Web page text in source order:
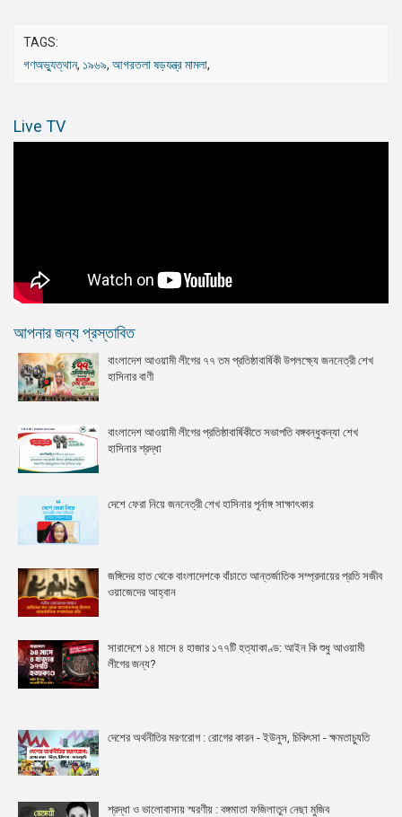
TAGS:
গণঅভ্যুত্থান, ১৯৬৯, আগরতলা ষড়যন্ত্র মামলা,
Live TV
আপনার জন্য প্রস্তাবিত
বাংলাদেশ আওয়ামী লীগের ৭৭ তম প্রতিষ্ঠাবার্ষিকী উপলক্ষ্যে জননেত্রী শেখ
হাসিনার বাণী
বাংলাদেশ আওয়ামী লীগের প্রতিষ্ঠাবার্ষিকীতে সভাপতি বঙ্গবন্ধুকন্যা শেখ
হাসিনার শ্রদ্ধা
দেশে ফেরা নিয়ে জননেত্রী শেখ হাসিনার পূর্নাঙ্গ সাক্ষাৎকার
জঙ্গিদের হাত থেকে বাংলাদেশকে বাঁচাতে আন্তর্জাতিক সম্প্রদায়ের প্রতি সজীব
ওয়াজেদের আহ্বান
সারাদেশে ১৪ মাসে ৪ হাজার ১৭৭টি হত্যাকাণ্ড: আইন কি শুধু আওয়ামী
লীগের জন্য?
দেশের অর্থনীতির মরণরোগ : রোগের কারন - ইউনুস, চিকিৎসা - ক্ষমতাচ্যুতি
শ্রদ্ধা ও ভালোবাসায় স্মরণীয় : বঙ্গমাতা ফজিলাতুন নেছা মুজিব